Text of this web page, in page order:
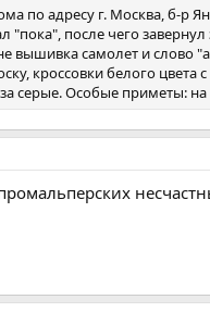
по адресу г. Москва, б-
после чего
самолет и слово
кроссовки белого
серые. Особые приметы: